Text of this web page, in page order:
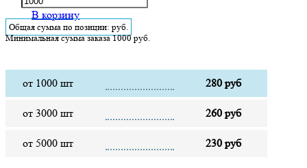
В корзину
Общая сумма по позиции: руб.
Минимальная сумма заказа 1000 руб.
от 1000 шт 280 руб
от 3000 шт 260 руб
от 5000 шт 230 руб